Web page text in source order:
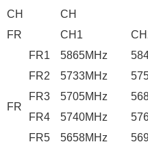
CH
FR
CH
CH1
FR
FR1 5865MHz
FR2
5733MHz
FR3
5705MHz
FR4
5740MHz
FR5
5658MHz